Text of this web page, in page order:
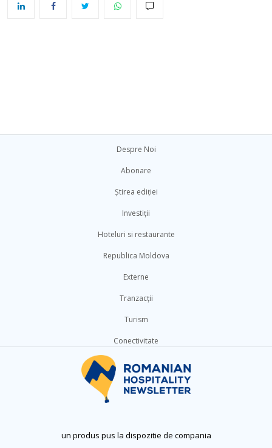
Despre Noi
Abonare
Știrea ediției
Investiții
Hoteluri si restaurante
Republica Moldova
Externe
Tranzacții
Turism
Conectivitate
un produs pus la dispozitie de compania